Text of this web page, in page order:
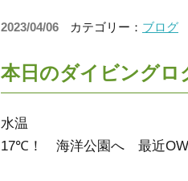
2023/04/06 カテゴリー： ブログ
本日のダイビングロ
水温
17℃！ 海洋公園へ 最近OW